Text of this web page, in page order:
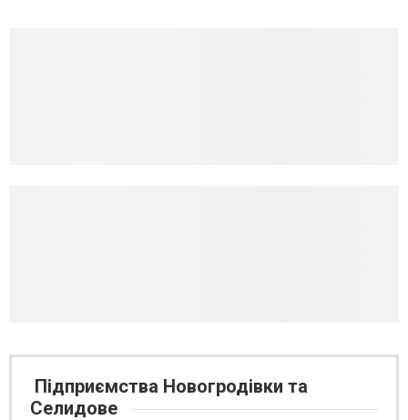
Підприємства Новогродівки та
Селидове